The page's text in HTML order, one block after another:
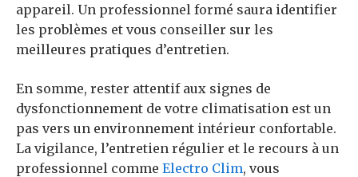
appareil. Un professionnel formé saura identifier
les problèmes et vous conseiller sur les
meilleures pratiques d’entretien.
En somme, rester attentif aux signes de
dysfonctionnement de votre climatisation est un
pas vers un environnement intérieur confortable.
La vigilance, l’entretien régulier et le recours à un
professionnel comme Electro Clim, vous